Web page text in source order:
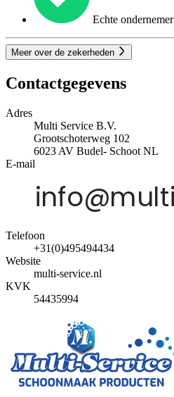
Echte ondernemer
Meer over de zekerheden
Contactgegevens
Adres
Multi Service B.V.
Grootschoterweg 102
6023 AV Budel- Schoot NL
E-mail
Telefoon
+31(0)495494434
Website
multi-service.nl
KVK
54435994